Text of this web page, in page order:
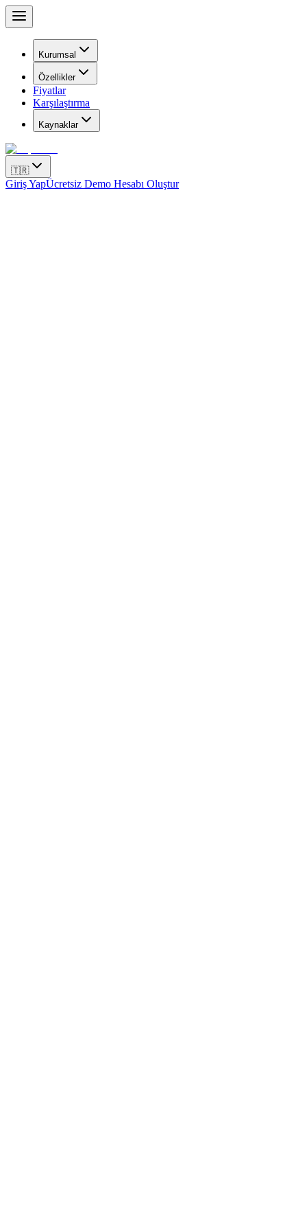
Kurumsal
Özellikler
Fiyatlar
Karşılaştırma
Kaynaklar
🇹🇷
Giriş YapÜcretsiz Demo Hesabı Oluştur